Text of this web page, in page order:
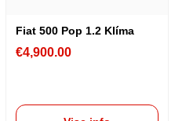
Fiat 500 Pop 1.2 Klíma
€4,900.00